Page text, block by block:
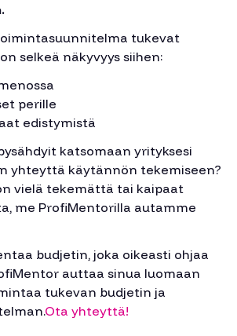
tukevat
selkeä näkyvyys siihen:
perille
edistymistä
katsomaan yrityksesi
yhteyttä käytännön tekemiseen?
vielä tekemättä tai kaipaat
me ProfiMentorilla autamme
budjetin, joka oikeasti ohjaa
auttaa sinua luomaan
tukevan budjetin ja
Ota yhteyttä!